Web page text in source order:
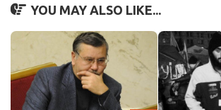
YOU MAY ALSO LIKE...